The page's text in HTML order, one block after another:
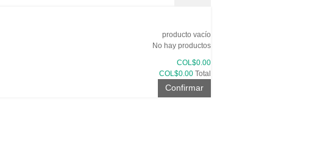
producto vacío
No hay productos
COL$0.00
COL$0.00 Total
Confirmar